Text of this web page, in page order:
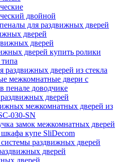
двойной
для раздвижных дверей
дверей
дверей
дверей купить ролики
раздвижных дверей из стекла
межкомнатные двери с
пенале доводчике
дверей
межкомнатных дверей из
030-SN
замок межкомнатных дверей
купе SliDecom
раздвижных дверей
дверей